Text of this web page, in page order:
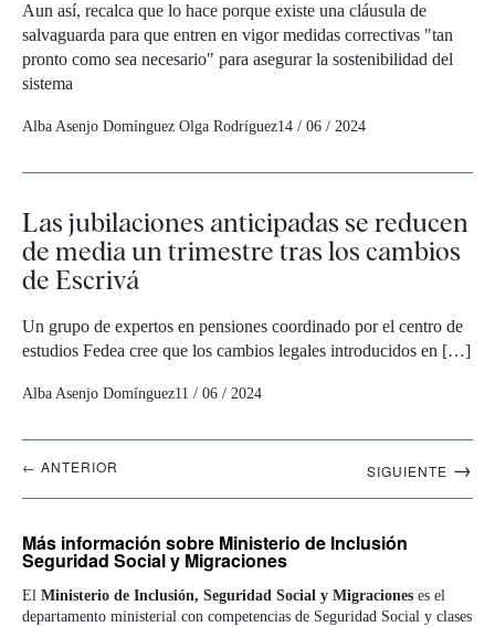
Aun así, recalca que lo hace porque existe una cláusula de
salvaguarda para que entren en vigor medidas correctivas "tan
pronto como sea necesario" para asegurar la sostenibilidad del
sistema
Alba Asenjo Domínguez Olga Rodríguez14 / 06 / 2024
Las jubilaciones anticipadas se reducen
de media un trimestre tras los cambios
de Escrivá
Un grupo de expertos en pensiones coordinado por el centro de
estudios Fedea cree que los cambios legales introducidos en […]
Alba Asenjo Domínguez11 / 06 / 2024
Navegación
artículos
SIGUIENTE →
← ANTERIOR
Más información sobre Ministerio de Inclusión
Seguridad Social y Migraciones
El Ministerio de Inclusión, Seguridad Social y Migraciones es el
departamento ministerial con competencias de Seguridad Social y clases